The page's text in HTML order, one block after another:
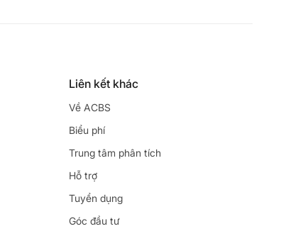
Liên kết khác
Về ACBS
Biểu phí
Trung tâm phân tích
Hỗ trợ
Tuyển dụng
Góc đầu tư